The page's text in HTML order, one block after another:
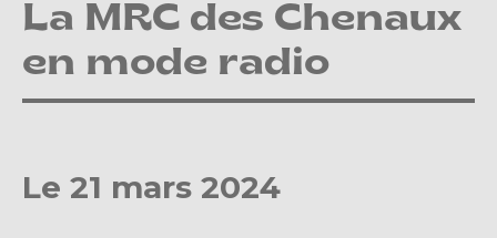
La MRC des Chenaux
en mode radio
Le 21 mars 2024